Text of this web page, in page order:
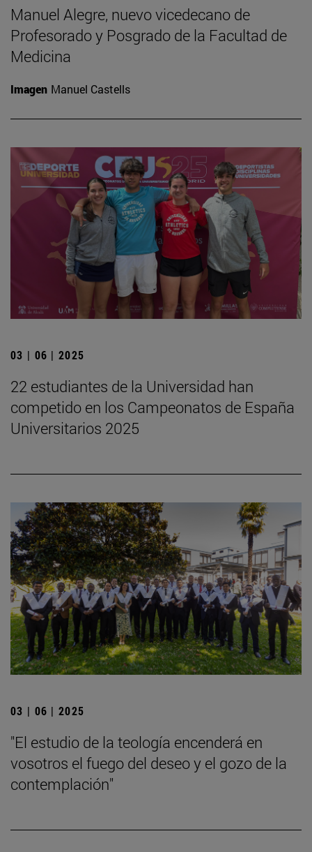
Manuel Alegre, nuevo vicedecano de
Profesorado y Posgrado de la Facultad de
Medicina
Imagen Manuel Castells
03 | 06 | 2025
22 estudiantes de la Universidad han
competido en los Campeonatos de España
Universitarios 2025
03 | 06 | 2025
"El estudio de la teología encenderá en
vosotros el fuego del deseo y el gozo de la
contemplación"